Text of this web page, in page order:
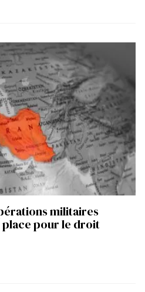
militaires
pour le droit